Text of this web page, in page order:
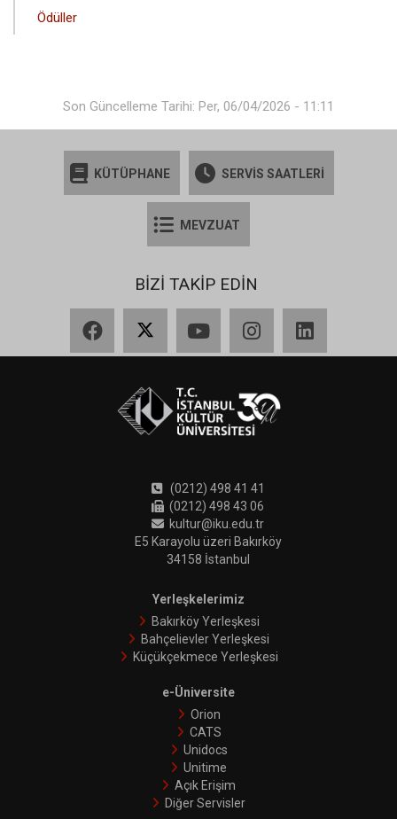
Ödüller
Son Güncelleme Tarihi: Per, 06/04/2026 - 11:11
KÜTÜPHANE SERVİS SAATLERİ
MEVZUAT
BİZİ TAKİP EDİN
(0212) 498 41 41
(0212) 498 43 06
kultur@iku.edu.tr
E5 Karayolu üzeri Bakırköy
34158 İstanbul
Yerleşkelerimiz
Bakırköy Yerleşkesi
Bahçelievler Yerleşkesi
Küçükçekmece Yerleşkesi
e-Üniversite
Orion
CATS
Unidocs
Unitime
Açık Erişim
Diğer Servisler